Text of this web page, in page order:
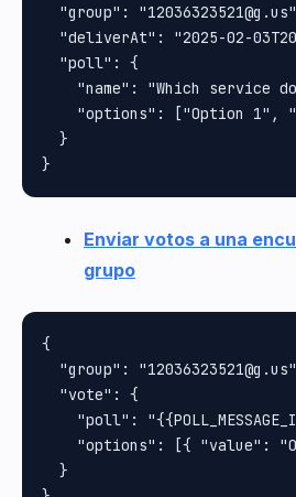
"group":
"deliverAt": "2025-02-
  "poll": {
"name": "Which service
"options": ["Option 1",
  }
Enviar votos a una
grupo
{
"group":
  "vote": {
"poll":
"options": [{ "value":
  }